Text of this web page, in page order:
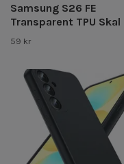
Samsung S26 FE
Transparent TPU Skal
59 kr